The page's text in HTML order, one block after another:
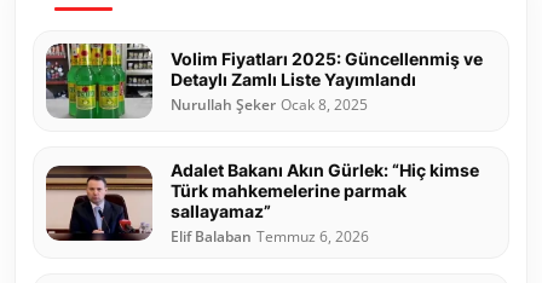
Volim Fiyatları 2025: Güncellenmiş ve
Detaylı Zamlı Liste Yayımlandı
Nurullah Şeker Ocak 8, 2025
Adalet Bakanı Akın Gürlek: “Hiç kimse
Türk mahkemelerine parmak
sallayamaz”
Elif Balaban Temmuz 6, 2026